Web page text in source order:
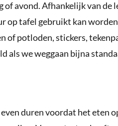
avond. Afhankelijk van de
op tafel gebruikt kan
of potloden, stickers,
als we weggaan bijna
duren voordat het eten